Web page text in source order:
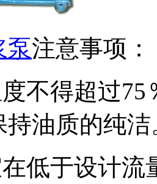
泵注意事项：
不得超过
持油质的纯洁
低于设计流